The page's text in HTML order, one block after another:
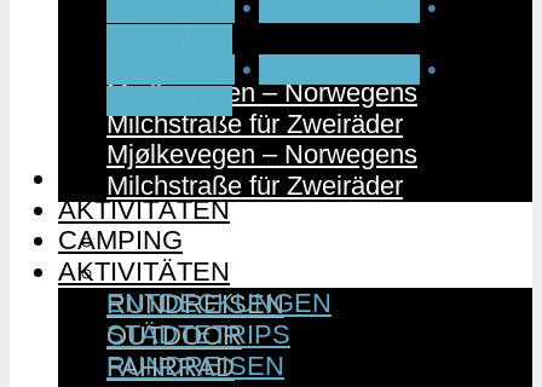
FAHRRAD • NORWEGEN •
Mjølkevegen – Norwegens
Milchstraße für Zweiräder
CAMPING
AKTIVITÄTEN
ENTDECKUNGEN
STÄDTETRIPS
RUNDREISEN
OUTDOOR
FAHRRAD
•
•
Mjølkevegen – Norwegens
Milchstraße für Zweiräder
CAMPING
AKTIVITÄTEN
ENTDECKUNGEN
STÄDTETRIPS
RUNDREISEN